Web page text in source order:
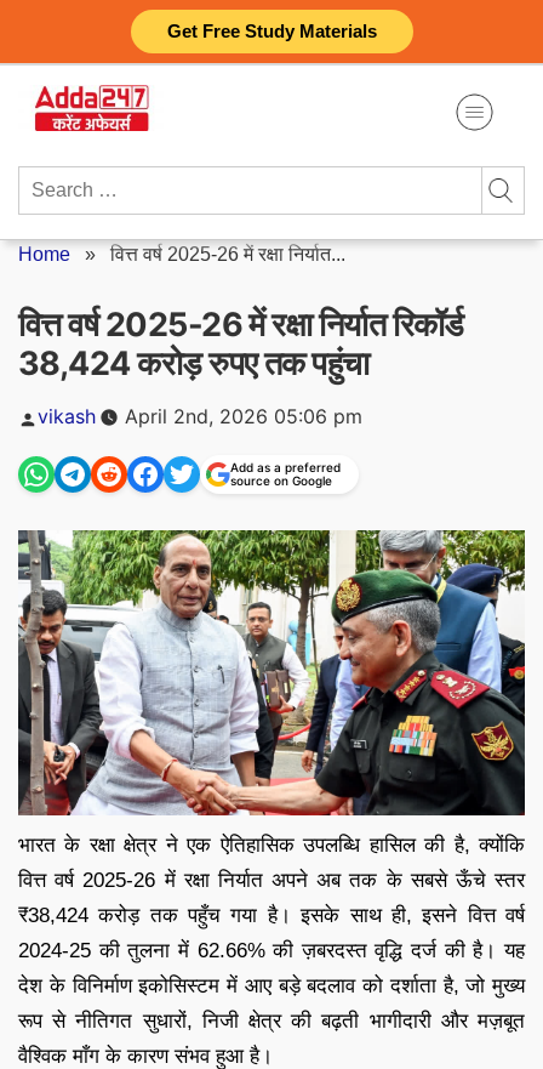
Get Free Study Materials
content
Search
Home »वित्त वर्ष 2025-26 में रक्षा निर्यात...
वित्त वर्ष 2025-26 में रक्षा निर्यात रिकॉर्ड
38,424 करोड़ रुपए तक पहुंचा
Posted
vikash April 2nd, 2026 05:06 pm
Add as a preferred
source on Google
भारत के रक्षा क्षेत्र ने एक ऐतिहासिक उपलब्धि हासिल की है, क्योंकि
वित्त वर्ष 2025-26 में रक्षा निर्यात अपने अब तक के सबसे ऊँचे स्तर
₹38,424 करोड़ तक पहुँच गया है। इसके साथ ही, इसने वित्त वर्ष
2024-25 की तुलना में 62.66% की ज़बरदस्त वृद्धि दर्ज की है। यह
देश के विनिर्माण इकोसिस्टम में आए बड़े बदलाव को दर्शाता है, जो मुख्य
रूप से नीतिगत सुधारों, निजी क्षेत्र की बढ़ती भागीदारी और मज़बूत
वैश्विक माँग के कारण संभव हुआ है।